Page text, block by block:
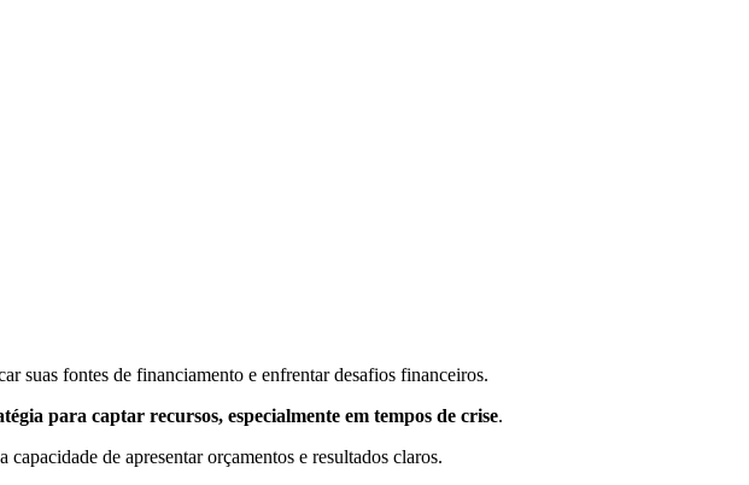
suas fontes de financiamento e enfrentar desafios financeiros.
para captar recursos, especialmente em tempos de crise.
de apresentar orçamentos e resultados claros.